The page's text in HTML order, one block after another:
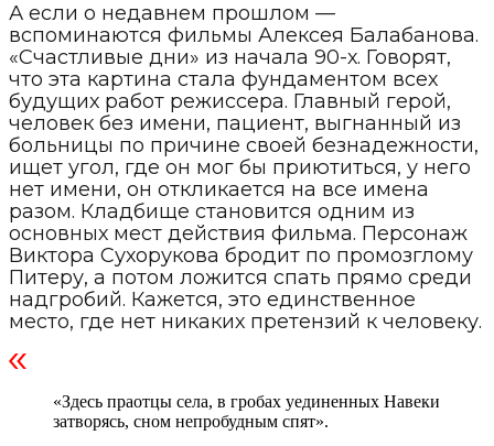
А если о недавнем прошлом —
вспоминаются фильмы Алексея Балабанова.
«Счастливые дни» из начала 90-х. Говорят,
что эта картина стала фундаментом всех
будущих работ режиссера. Главный герой,
человек без имени, пациент, выгнанный из
больницы по причине своей безнадежности,
ищет угол, где он мог бы приютиться, у него
нет имени, он откликается на все имена
разом. Кладбище становится одним из
основных мест действия фильма. Персонаж
Виктора Сухорукова бродит по промозглому
Питеру, а потом ложится спать прямо среди
надгробий. Кажется, это единственное
место, где нет никаких претензий к человеку.
«Здесь праотцы села, в гробах уединенных Навеки
затворясь, сном непробудным спят».